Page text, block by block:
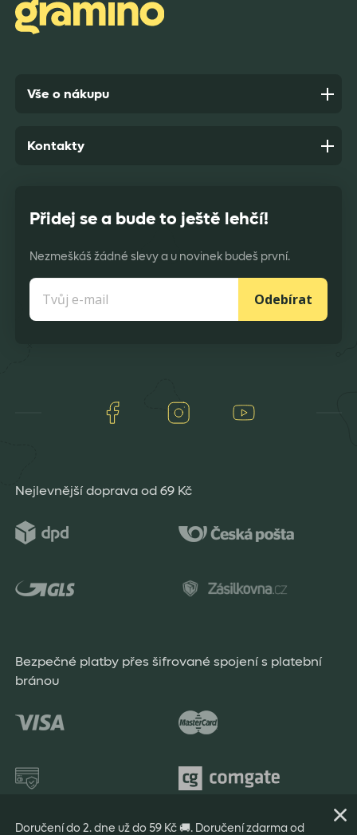
Doručení do 2. dne už do 59 Kč 🚚. Doručení zdarma od
Anonym,před 8 dny
Vše o nákupu
Přidej se a bude to ještě lehčí!
Nezmeškáš žádné slevy a u novinek budeš první.
Odebírat
Facebook Instagram
Kontakty
Nejlevnější doprava od 69 Kč
Bezpečné platby přes šifrované spojení s platební
bránou